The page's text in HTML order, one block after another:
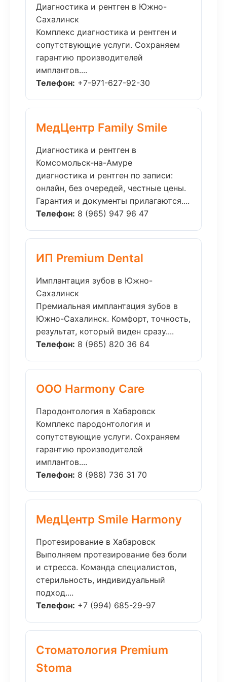
Диагностика и рентген в Южно-
Сахалинск
Комплекс диагностика и рентген и
сопутствующие услуги. Сохраняем
гарантию производителей
имплантов....
Телефон: +7-971-627-92-30
МедЦентр Family Smile
Диагностика и рентген в
Комсомольск-на-Амуре
диагностика и рентген по записи:
онлайн, без очередей, честные цены.
Гарантия и документы прилагаются....
Телефон: 8 (965) 947 96 47
ИП Premium Dental
Имплантация зубов в Южно-
Сахалинск
Премиальная имплантация зубов в
Южно-Сахалинск. Комфорт, точность,
результат, который виден сразу....
Телефон: 8 (965) 820 36 64
ООО Harmony Care
Пародонтология в Хабаровск
Комплекс пародонтология и
сопутствующие услуги. Сохраняем
гарантию производителей
имплантов....
Телефон: 8 (988) 736 31 70
МедЦентр Smile Harmony
Протезирование в Хабаровск
Выполняем протезирование без боли
и стресса. Команда специалистов,
стерильность, индивидуальный
подход....
Телефон: +7 (994) 685-29-97
Стоматология Premium
Stoma